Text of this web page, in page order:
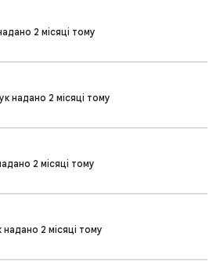
2 місяці тому
надано 2 місяці тому
2 місяці тому
надано 2 місяці тому